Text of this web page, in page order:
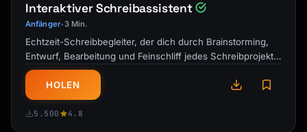
From my perspective, [your view without
blame].
Moving forward, I suggest we:
1. [Solution 1]
2. [Solution 2]
Interaktiver Schreibassistent
Anfänger•3 Min.
Echtzeit-Schreibbegleiter, der dich durch Brainstorming,
Entwurf, Bearbeitung und Feinschliff jedes Schreibprojekts
führt.
HOLEN
5.500 4.8